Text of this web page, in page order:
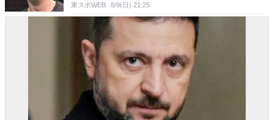
東スポWEB 8/9(日) 21:25